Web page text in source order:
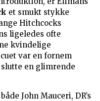
et smukt stykke
Hitchcocks
ligeledes ofte
kvindelige
var en fornem
en glimrende
John Mauceri, DR’s